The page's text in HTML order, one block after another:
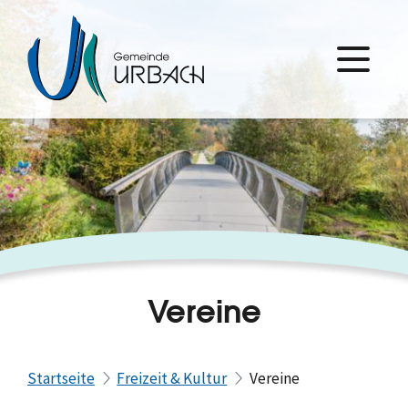
Vereine
Startseite Freizeit & Kultur Vereine